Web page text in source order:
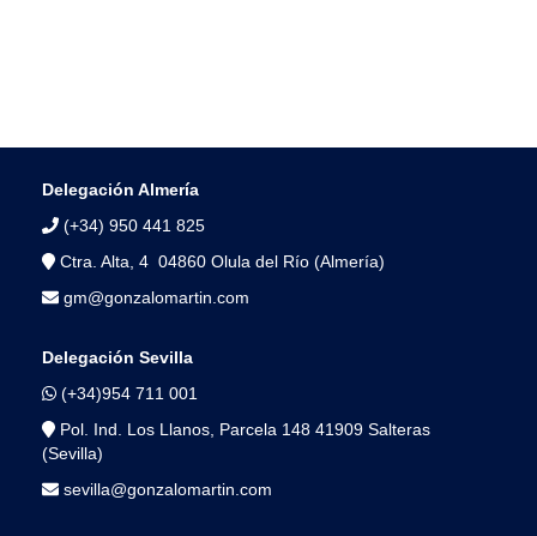
Delegación Almería
(+34) 950 441 825
Ctra. Alta, 4 04860 Olula del Río (Almería)
gm@gonzalomartin.com
Delegación Sevilla
(+34)954 711 001
Pol. Ind. Los Llanos, Parcela 148 41909 Salteras
(Sevilla)
sevilla@gonzalomartin.com